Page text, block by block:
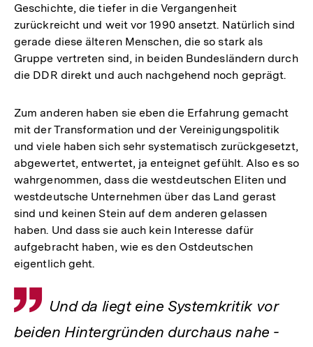
Geschichte, die tiefer in die Vergangenheit
zurückreicht und weit vor 1990 ansetzt. Natürlich sind
gerade diese älteren Menschen, die so stark als
Gruppe vertreten sind, in beiden Bundesländern durch
die DDR direkt und auch nachgehend noch geprägt.
Zum anderen haben sie eben die Erfahrung gemacht
mit der Transformation und der Vereinigungspolitik
und viele haben sich sehr systematisch zurückgesetzt,
abgewertet, entwertet, ja enteignet gefühlt. Also es so
wahrgenommen, dass die westdeutschen Eliten und
westdeutsche Unternehmen über das Land gerast
sind und keinen Stein auf dem anderen gelassen
haben. Und dass sie auch kein Interesse dafür
aufgebracht haben, wie es den Ostdeutschen
eigentlich geht.
Zitat
Und da liegt eine Systemkritik vor
beiden Hintergründen durchaus nahe -